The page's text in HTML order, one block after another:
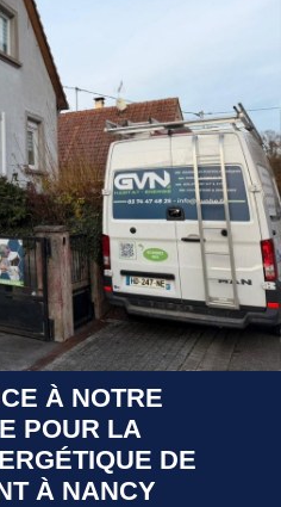
À NOTRE
POUR LA
DE
À NANCY